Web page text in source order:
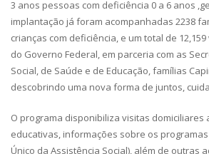
3 anos pessoas com deficiência 0 a 6 anos
implantação já foram acompanhadas 2238
crianças com deficiência, e um total de
do Governo Federal, em parceria com as
Social, de Saúde e de Educação, famílias
descobrindo uma nova forma de juntos,
O programa disponibiliza visitas domiciliares
educativas, informações sobre os
Único da Assistência Social), além de outras